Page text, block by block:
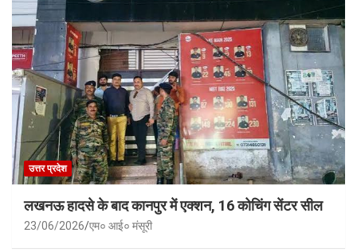
उत्तर प्रदेश
लखनऊ हादसे के बाद कानपुर में एक्शन, 16 कोचिंग सेंटर सील
23/06/2026 एम० आई० मंसूरी